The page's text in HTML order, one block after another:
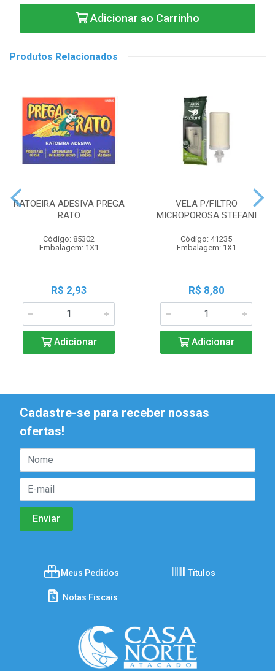
Adicionar ao Carrinho
Produtos Relacionados
RATOEIRA ADESIVA PREGA
RATO
Código: 85302
Embalagem: 1X1
R$ 2,93
Adicionar
VELA P/FILTRO
MICROPOROSA STEFANI
Código: 41235
Embalagem: 1X1
R$ 8,80
Adicionar
Cadastre-se para receber nossas
ofertas!
Meus Pedidos Títulos
Notas Fiscais